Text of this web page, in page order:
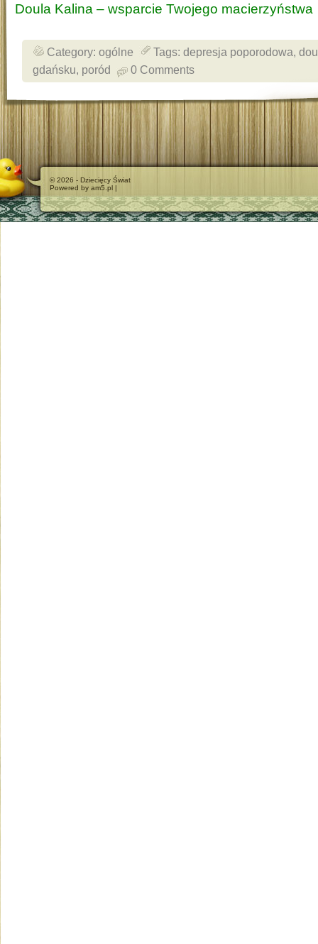
Doula Kalina – wsparcie Twojego macierzyństwa
Category: ogólne Tags: depresja poporodowa,
gdańsku, poród 0 Comments
© 2026 - Dziecięcy Świat
Powered by am5.pl |